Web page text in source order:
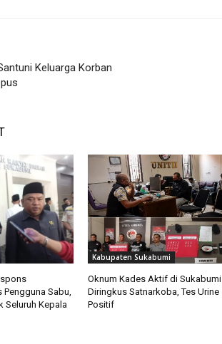
Keluarga Korban
Pengguna Sabu,
Seluruh Kepala
Kabupaten Sukabumi
Oknum Kades Aktif di Sukabumi
Diringkus Satnarkoba, Tes Urine
Positif